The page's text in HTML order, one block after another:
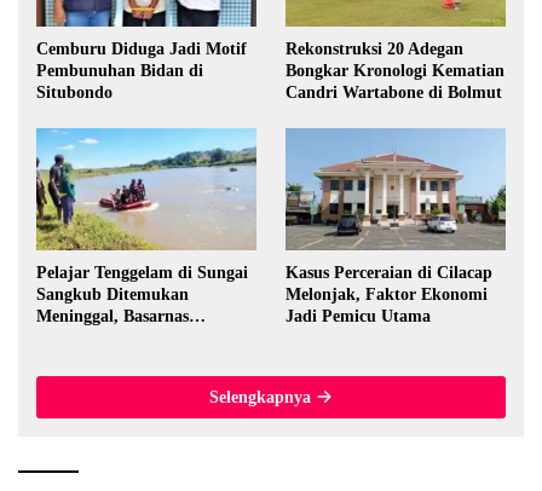
Cemburu Diduga Jadi Motif
Pembunuhan Bidan di
Situbondo
Rekonstruksi 20 Adegan
Bongkar Kronologi Kematian
Candri Wartabone di Bolmut
Pelajar Tenggelam di Sungai
Sangkub Ditemukan
Meninggal, Basarnas
Kasus Perceraian di Cilacap
Melonjak, Faktor Ekonomi
Jadi Pemicu Utama
Selengkapnya